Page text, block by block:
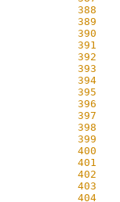
    388
    389
    390
    391
    392
    393
    394
    395
    396
    397
    398
    399
    400
    401
    402
    403
    404